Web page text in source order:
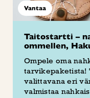
Vantaa
Taitostartti –
ommellen,
Ompele oma
tarvikepaketista!
valittavana eri
valmistaa